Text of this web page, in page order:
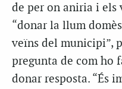
de per on aniria i els
“donar la llum
veïns del municipi”,
pregunta de com ho
donar resposta. “És